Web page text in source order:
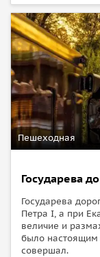
Пешеходная
Государева
Государева
Петра I, а при
величие и
было настоящим
совершал.